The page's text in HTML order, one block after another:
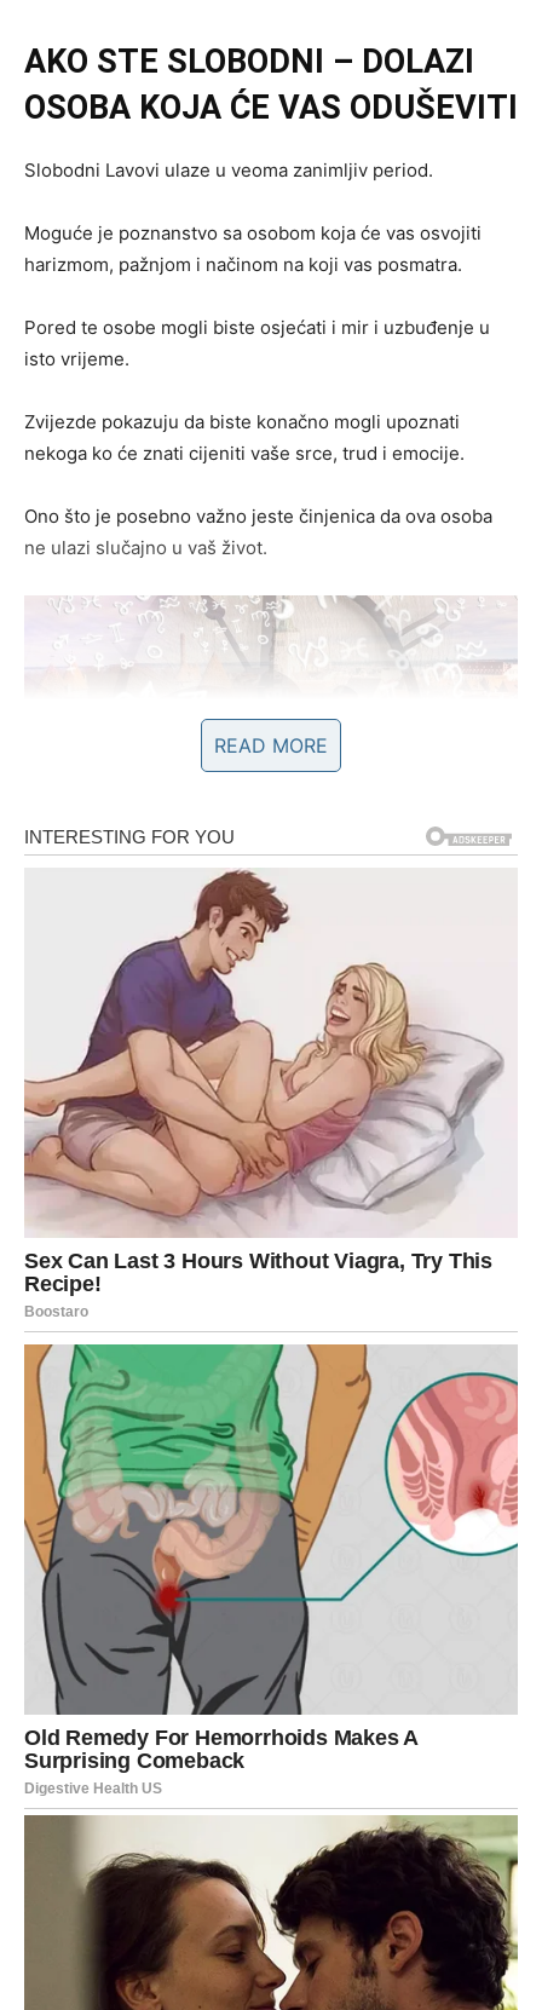
AKO STE SLOBODNI – DOLAZI
OSOBA KOJA ĆE VAS ODUŠEVITI
Slobodni Lavovi ulaze u veoma zanimljiv period.
Moguće je poznanstvo sa osobom koja će vas osvojiti
harizmom, pažnjom i načinom na koji vas posmatra.
Pored te osobe mogli biste osjećati i mir i uzbuđenje u
isto vrijeme.
Zvijezde pokazuju da biste konačno mogli upoznati
nekoga ko će znati cijeniti vaše srce, trud i emocije.
Ono što je posebno važno jeste činjenica da ova osoba
ne ulazi slučajno u vaš život.
PROŠLOST SE PONOVO VRAĆA
U VAŠ ŽIVOT
Mnogi Lavovi mogli bi tokom narednog perioda ponovo
uspostaviti kontakt sa osobom iz prošlosti.
Ta osoba još uvijek razmišlja o vama i moguće je da će
pokušati vratiti ono što je izgubila.
Ali ovog puta vi ćete mnogo jasnije vidjeti šta želite.
Nećete više pristajati na polovične emocije i prazna
obećanja.
ZAUZETI LAVOVI KONAČNO
RJEŠAVAJU PROBLEME
Ako ste u vezi, pred vama je period tokom kojeg bi mnogi
problemi mogli ostati iza vas.
Nesporazumi koji vas dugo opterećuju konačno bi mogli
biti riješeni.
Mnogi Lavovi će tokom narednog perioda shvatiti koliko
im je stalo do osobe pored sebe, ali i koliko je važno da
se emocije pokažu iskreno.
JEDNA PORUKA ILI SUSRET
MIJENJA SVE
Zvijezde pokazuju da bi jedan razgovor, poruka ili
neočekivan susret mogao imati veliki uticaj na vaš
ljubavni život.
READ MORE